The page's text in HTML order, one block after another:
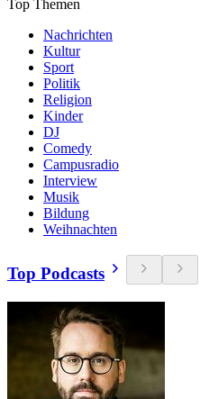
Top Themen
Nachrichten
Kultur
Sport
Politik
Religion
Kinder
DJ
Comedy
Campusradio
Interview
Musik
Bildung
Weihnachten
Top Podcasts